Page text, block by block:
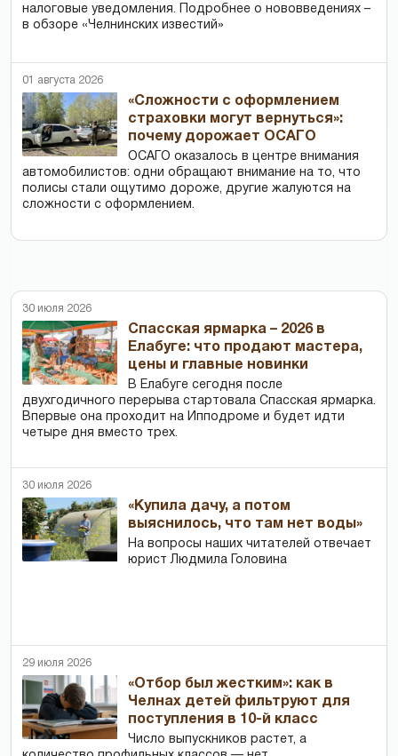
налоговые уведомления. Подробнее о нововведениях –
в обзоре «Челнинских известий»
01 августа 2026
«Сложности с оформлением
страховки могут вернуться»:
почему дорожает ОСАГО
ОСАГО оказалось в центре внимания
автомобилистов: одни обращают внимание на то, что
полисы стали ощутимо дороже, другие жалуются на
сложности с оформлением.
30 июля 2026
Спасская ярмарка – 2026 в
Елабуге: что продают мастера,
цены и главные новинки
В Елабуге сегодня после
двухгодичного перерыва стартовала Спасская ярмарка.
Впервые она проходит на Ипподроме и будет идти
четыре дня вместо трех.
30 июля 2026
«Купила дачу, а потом
выяснилось, что там нет воды»
На вопросы наших читателей отвечает
юрист Людмила Головина
29 июля 2026
«Отбор был жестким»: как в
Челнах детей фильтруют для
поступления в 10-й класс
Число выпускников растет, а